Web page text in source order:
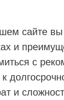
сайте
и
с
и